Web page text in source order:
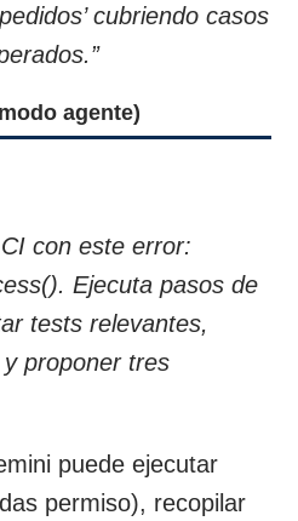
cubriendo casos
agente)
con este error:
Ejecuta pasos de
tests relevantes,
proponer tres
puede ejecutar
permiso), recopilar